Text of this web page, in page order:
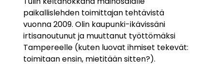
paikallislehden toimittajan tehtävistä
vuonna 2009. Olin kaupunki-ikävissäni
irtisanoutunut ja muuttanut työttömäksi
Tampereelle (kuten luovat ihmiset tekevät:
toimitaan ensin, mietitään sitten?).